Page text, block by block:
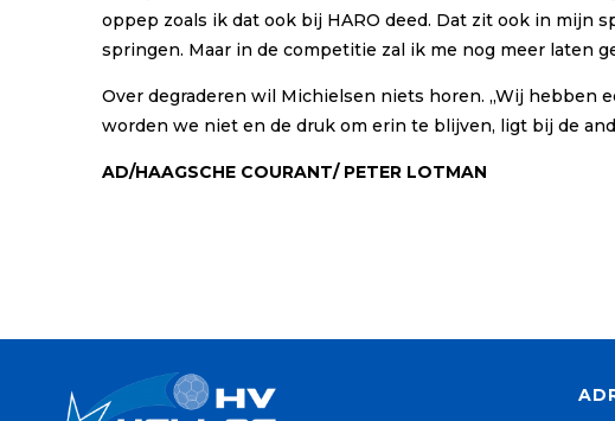
oppep zoals ik dat ook bij HARO deed. Dat zit ook in mijn
springen. Maar in de competitie zal ik me nog meer laten
Over degraderen wil Michielsen niets horen. ,,Wij hebben
worden we niet en de druk om erin te blijven, ligt bij de
AD/HAAGSCHE COURANT/ PETER LOTMAN